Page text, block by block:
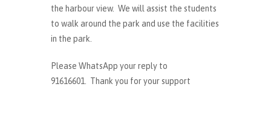
the harbour view. We will assist the students
to walk around the park and use the facilities
in the park.
Please WhatsApp your reply to
91616601. Thank you for your support